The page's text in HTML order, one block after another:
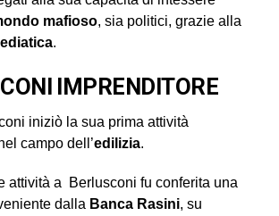
mafioso, sia politici, grazie alla
.
IMPRENDITORE
iniziò la sua prima attività
campo dell’edilizia.
attività a Berlusconi fu conferita una
dalla Banca Rasini, su